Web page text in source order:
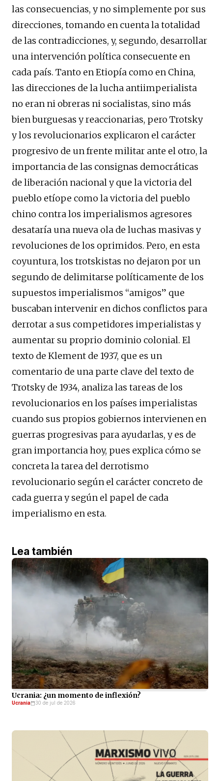
las consecuencias, y no simplemente por sus
direcciones, tomando en cuenta la totalidad
de las contradicciones, y, segundo, desarrollar
una intervención política consecuente en
cada país. Tanto en Etiopía como en China,
las direcciones de la lucha antiimperialista
no eran ni obreras ni socialistas, sino más
bien burguesas y reaccionarias, pero Trotsky
y los revolucionarios explicaron el carácter
progresivo de un frente militar ante el otro, la
importancia de las consignas democráticas
de liberación nacional y que la victoria del
pueblo etíope como la victoria del pueblo
chino contra los imperialismos agresores
desataría una nueva ola de luchas masivas y
revoluciones de los oprimidos. Pero, en esta
coyuntura, los trotskistas no dejaron por un
segundo de delimitarse políticamente de los
supuestos imperialismos “amigos” que
buscaban intervenir en dichos conflictos para
derrotar a sus competidores imperialistas y
aumentar su proprio dominio colonial. El
texto de Klement de 1937, que es un
comentario de una parte clave del texto de
Trotsky de 1934, analiza las tareas de los
revolucionarios en los países imperialistas
cuando sus propios gobiernos intervienen en
guerras progresivas para ayudarlas, y es de
gran importancia hoy, pues explica cómo se
concreta la tarea del derrotismo
revolucionario según el carácter concreto de
cada guerra y según el papel de cada
imperialismo en esta.
Lea también
Ucrania: ¿un momento de inflexión?
Ucrania 30 de jul de 2026